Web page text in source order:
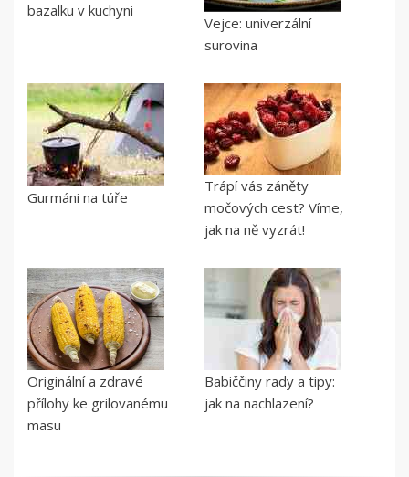
bazalku v kuchyni
Vejce: univerzální
surovina
Gurmáni na túře
Trápí vás záněty
močových cest? Víme,
jak na ně vyzrát!
Originální a zdravé
přílohy ke grilovanému
masu
Babiččiny rady a tipy:
jak na nachlazení?